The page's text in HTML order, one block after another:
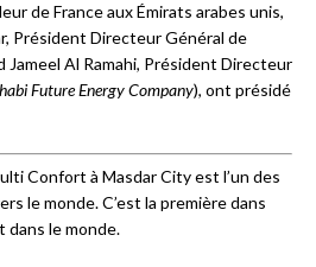
de France aux Émirats arabes unis,
Président Directeur Général de
Jameel Al Ramahi, Président Directeur
Future Energy Company), ont présidé
Confort à Masdar City est l’un des
le monde. C’est la première dans
dans le monde.